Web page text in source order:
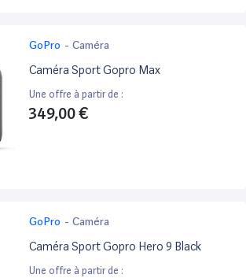
GoPro - Caméra
Caméra Sport Gopro Max
Une offre à partir de :
349,00 €
GoPro - Caméra
Caméra Sport Gopro Hero 9 Black
Une offre à partir de :